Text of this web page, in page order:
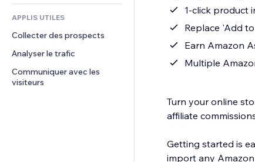
APPLIS UTILES
Collecter des prospects
Analyser le trafic
Communiquer avec les
visiteurs
1-click product
Replace 'Add
Earn Amazon
Multiple
Turn your online
affiliate
Getting started is
import any